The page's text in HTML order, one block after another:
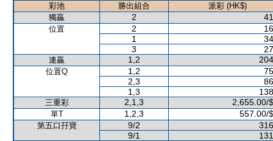
彩池 勝出組合
派彩 (HK$)
獨贏
2
位置 2
1
3
連贏 1,2
位置Q 1,2
2,3
1,3
三重彩 2,1,3 2,655.00/
單T 1,2,3 557.00/
第五口孖寶 9/2
9/1